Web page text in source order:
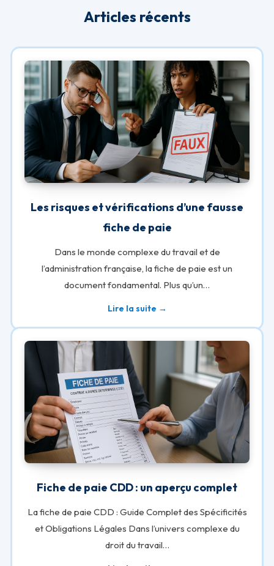
Articles récents
Les risques et vérifications d’une fausse
fiche de paie
Dans le monde complexe du travail et de
l’administration française, la fiche de paie est un
document fondamental. Plus qu’un…
Lire la suite →
Fiche de paie CDD : un aperçu complet
La fiche de paie CDD : Guide Complet des Spécificités
et Obligations Légales Dans l’univers complexe du
droit du travail…